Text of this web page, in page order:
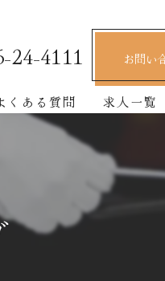
24-4111 お問い
くある質問 求人一覧